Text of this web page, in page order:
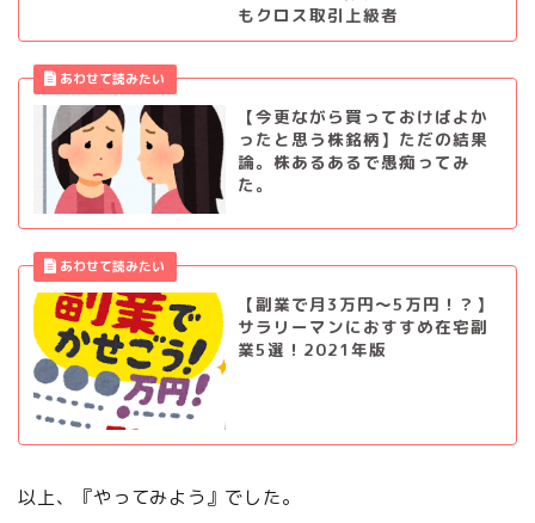
もクロス取引上級者
【今更ながら買っておけばよか
ったと思う株銘柄】ただの結果
論。株あるあるで愚痴ってみ
た。
【副業で月3万円～5万円！？】
サラリーマンにおすすめ在宅副
業5選！2021年版
以上、『やってみよう』でした。